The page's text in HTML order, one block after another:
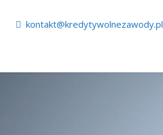
kontakt@kredytywolnezawody.pl